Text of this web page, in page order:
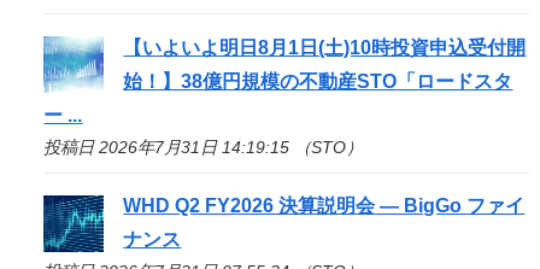
【いよいよ明日8月1日(土)10時投資申込受付開
始！】38億円規模の不動産STO 「ロードスタ
ー ...
投稿日 2026年7月31日 14:19:15 （STO）
WHD Q2 FY2026 決算説明会 — BigGo ファイ
ナンス